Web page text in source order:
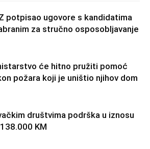
potpisao ugovore s kandidatima
za stručno osposobljavanje
će hitno pružiti pomoć
požara koji je uništio njihov dom
društvima podrška u iznosu
KM